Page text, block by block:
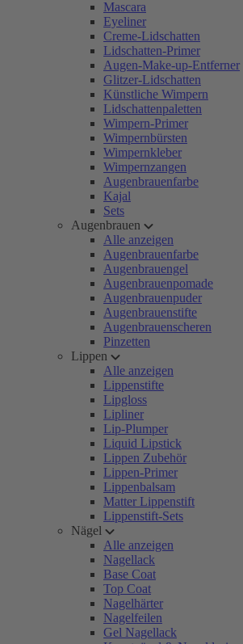
Mascara
Eyeliner
Creme-Lidschatten
Lidschatten-Primer
Augen-Make-up-Entferner
Glitzer-Lidschatten
Künstliche Wimpern
Lidschattenpaletten
Wimpern-Primer
Wimpernbürsten
Wimpernkleber
Wimpernzangen
Augenbrauenfarbe
Kajal
Sets
Augenbrauen
Alle anzeigen
Augenbrauenfarbe
Augenbrauengel
Augenbrauenpomade
Augenbrauenpuder
Augenbrauenstifte
Augenbrauenscheren
Pinzetten
Lippen
Alle anzeigen
Lippenstifte
Lipgloss
Lipliner
Lip-Plumper
Liquid Lipstick
Lippen Zubehör
Lippen-Primer
Lippenbalsam
Matter Lippenstift
Lippenstift-Sets
Nägel
Alle anzeigen
Nagellack
Base Coat
Top Coat
Nagelhärter
Nagelfeilen
Gel Nagellack